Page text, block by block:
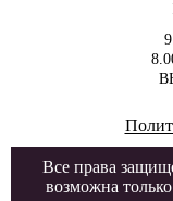
Все права
возможна